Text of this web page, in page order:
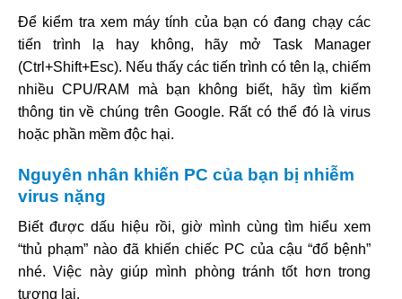
Để kiểm tra xem máy tính của bạn có đang chạy các
tiến trình lạ hay không, hãy mở Task Manager
(Ctrl+Shift+Esc). Nếu thấy các tiến trình có tên lạ, chiếm
nhiều CPU/RAM mà bạn không biết, hãy tìm kiếm
thông tin về chúng trên Google. Rất có thể đó là virus
hoặc phần mềm độc hại.
Nguyên nhân khiến PC của bạn bị nhiễm
virus nặng
Biết được dấu hiệu rồi, giờ mình cùng tìm hiểu xem
“thủ phạm” nào đã khiến chiếc PC của cậu “đổ bệnh”
nhé. Việc này giúp mình phòng tránh tốt hơn trong
tương lai.